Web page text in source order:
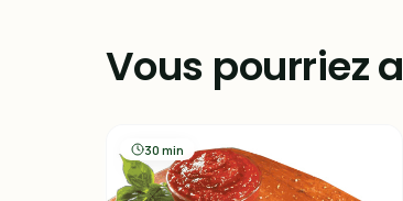
Vous pourriez
30 min